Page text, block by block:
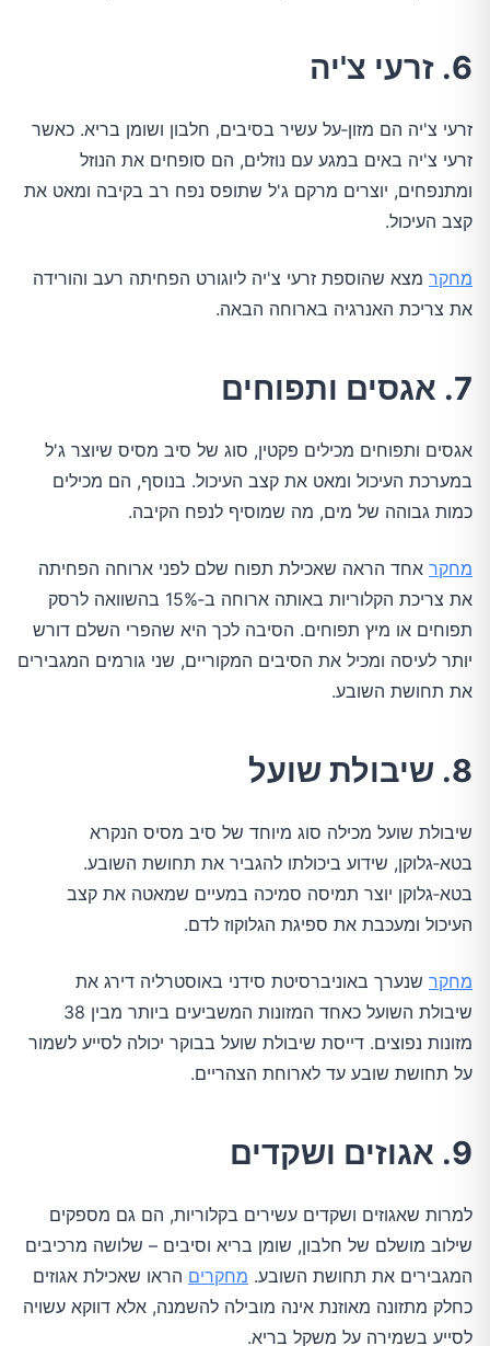
6. זרעי צ'יה
זרעי צ'יה הם מזון‑על עשיר בסיבים, חלבון ושומן בריא. כאשר
זרעי צ'יה באים במגע עם נוזלים, הם סופחים את הנוזל
ומתנפחים, יוצרים מרקם ג'ל שתופס נפח רב בקיבה ומאט את
קצב העיכול.
מחקר מצא שהוספת זרעי צ'יה ליוגורט הפחיתה רעב והורידה
את צריכת האנרגיה בארוחה הבאה.
7. אגסים ותפוחים
אגסים ותפוחים מכילים פקטין, סוג של סיב מסיס שיוצר ג'ל
במערכת העיכול ומאט את קצב העיכול. בנוסף, הם מכילים
כמות גבוהה של מים, מה שמוסיף לנפח הקיבה.
מחקר אחד הראה שאכילת תפוח שלם לפני ארוחה הפחיתה
את צריכת הקלוריות באותה ארוחה ב‑15% בהשוואה לרסק
תפוחים או מיץ תפוחים. הסיבה לכך היא שהפרי השלם דורש
יותר לעיסה ומכיל את הסיבים המקוריים, שני גורמים המגבירים
את תחושת השובע.
8. שיבולת שועל
שיבולת שועל מכילה סוג מיוחד של סיב מסיס הנקרא
בטא‑גלוקן, שידוע ביכולתו להגביר את תחושת השובע.
בטא‑גלוקן יוצר תמיסה סמיכה במעיים שמאטה את קצב
העיכול ומעכבת את ספיגת הגלוקוז לדם.
מחקר שנערך באוניברסיטת סידני באוסטרליה דירג את
שיבולת השועל כאחד המזונות המשביעים ביותר מבין 38
מזונות נפוצים. דייסת שיבולת שועל בבוקר יכולה לסייע לשמור
על תחושת שובע עד לארוחת הצהריים.
9. אגוזים ושקדים
למרות שאגוזים ושקדים עשירים בקלוריות, הם גם מספקים
שילוב מושלם של חלבון, שומן בריא וסיבים – שלושה מרכיבים
המגבירים את תחושת השובע. מחקרים הראו שאכילת אגוזים
כחלק מתזונה מאוזנת אינה מובילה להשמנה, אלא דווקא עשויה
לסייע בשמירה על משקל בריא.